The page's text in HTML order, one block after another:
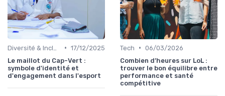
• 17/12/2025
Le maillot du Cap-Vert :
symbole d'identité et
d'engagement dans l'esport
Tech • 06/03/2026
Combien d’heures sur LoL :
trouver le bon équilibre entre
performance et santé
compétitive